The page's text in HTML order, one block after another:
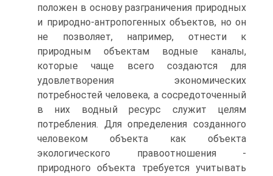
положен в основу разграничения природных
и природно-антропогенных объектов, но он
не позволяет, например, отнести к
природным объектам водные каналы,
которые чаще всего создаются для
удовлетворения экономических
потребностей человека, а сосредоточенный
в них водный ресурс служит целям
потребления. Для определения созданного
человеком объекта как объекта
экологического правоотношения -
природного объекта требуется учитывать